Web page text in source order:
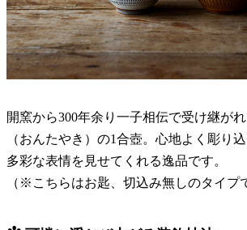
開窯から300年余り一子相伝で受け継が
（おんたやき）の1合壺。心地よく彫り
多彩な表情を見せてくれる逸品です。
（※こちらはお匙、切込み無しのタイプ